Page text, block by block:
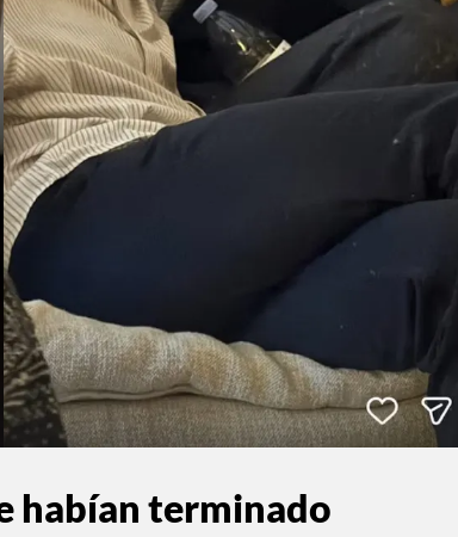
habían terminado